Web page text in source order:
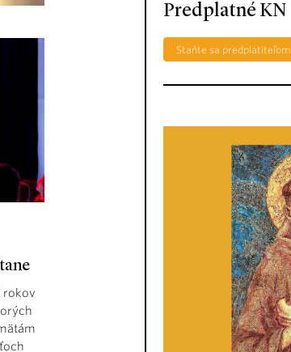
rokov
Predplatné KN
Staňte sa predplatiteľom